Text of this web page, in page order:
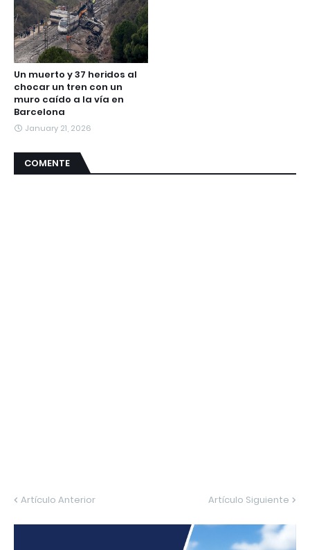
Un muerto y 37 heridos al
chocar un tren con un
muro caído a la vía en
Barcelona
January 21, 2026
COMENTE
Artículo Anterior Artículo Siguiente